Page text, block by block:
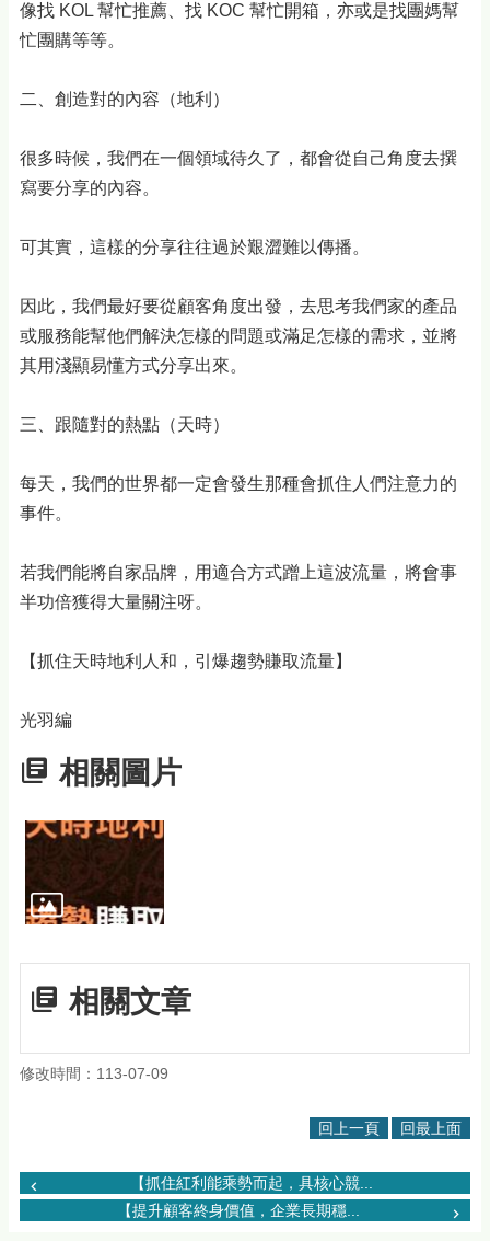
像找 KOL 幫忙推薦、找 KOC 幫忙開箱，亦或是找團媽幫
忙團購等等。
二、創造對的內容（地利）
很多時候，我們在一個領域待久了，都會從自己角度去撰
寫要分享的內容。
可其實，這樣的分享往往過於艱澀難以傳播。
因此，我們最好要從顧客角度出發，去思考我們家的產品
或服務能幫他們解決怎樣的問題或滿足怎樣的需求，並將
其用淺顯易懂方式分享出來。
三、跟隨對的熱點（天時）
每天，我們的世界都一定會發生那種會抓住人們注意力的
事件。
若我們能將自家品牌，用適合方式蹭上這波流量，將會事
半功倍獲得大量關注呀。
【抓住天時地利人和，引爆趨勢賺取流量】
光羽編
相關圖片
相關文章
修改時間：113-07-09
回上一頁 回最上面
【抓住紅利能乘勢而起，具核心競...
【提升顧客終身價值，企業長期穩...